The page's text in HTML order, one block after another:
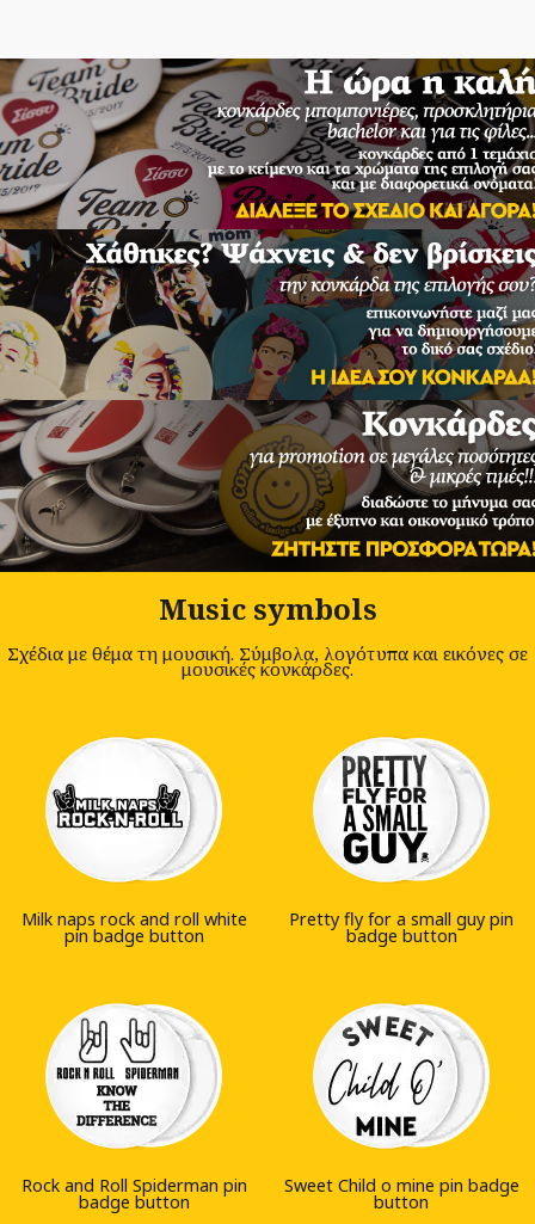
Music symbols
Σχέδια με θέμα τη μουσική. Σύμβολα, λογότυπα και εικόνες σε
μουσικές κονκάρδες.
Milk naps rock and roll white
pin badge button
Pretty fly for a small guy pin
badge button
Rock and Roll Spiderman pin
badge button
Sweet Child o mine pin badge
button